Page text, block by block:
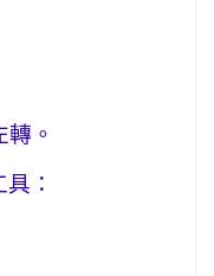
。
：